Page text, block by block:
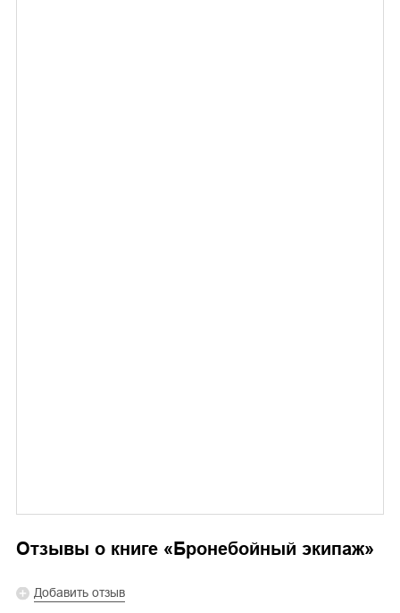
Отзывы о книге « Бронебойный экипаж»
Добавить отзыв